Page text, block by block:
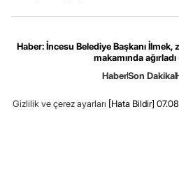
Haber: İncesu Belediye Başkanı İlmek,
makamında
HaberSon Dakika
Gizlilik ve çerez ayarları [Hata Bildir]